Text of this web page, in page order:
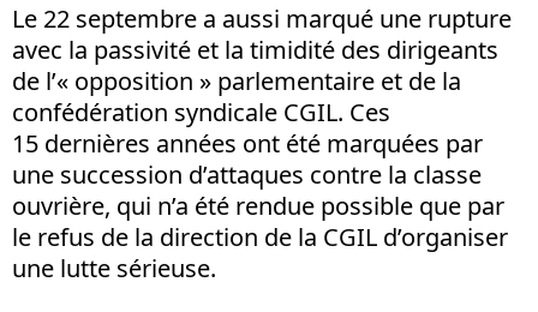
Le 22 septembre a aussi marqué une rupture
avec la passivité et la timidité des dirigeants
de l’« opposition » parlementaire et de la
confédération syndicale CGIL. Ces
15 dernières années ont été marquées par
une succession d’attaques contre la classe
ouvrière, qui n’a été rendue possible que par
le refus de la direction de la CGIL d’organiser
une lutte sérieuse.